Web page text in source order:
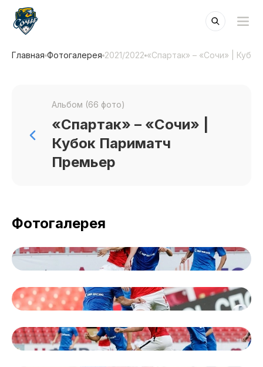
Главная Фотогалерея 2021/2022 «Спартак» – «Сочи» |
Альбом (66 фото)
«Спартак» – «Сочи» |
Кубок Париматч
Премьер
Фотогалерея